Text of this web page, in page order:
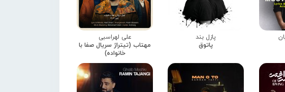
پازل بند
پاتوق
علی لهراسبی
مهتاب (تیتراژ سریال صفا با
خانواده)